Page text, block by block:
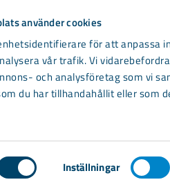
använder cookies
för att anpassa
vår trafik. Vi
och analysföretag som vi
du har tillhandahållit eller som
Inställningar
(0)771-760 320